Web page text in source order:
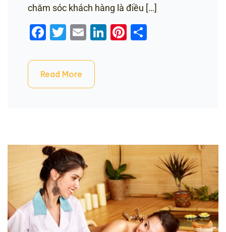
chăm sóc khách hàng là điều […]
Facebook
Twitter
EmailLinkedIn
Pinterest
Read More